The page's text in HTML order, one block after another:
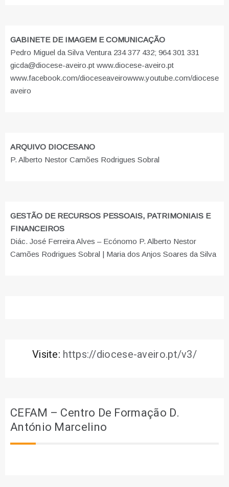
GABINETE DE IMAGEM E COMUNICAÇÃO
Pedro Miguel da Silva Ventura 234 377 432; 964 301 331
gicda@diocese-aveiro.pt www.diocese-aveiro.pt
www.facebook.com/dioceseaveirowww.youtube.com/diocese
aveiro
ARQUIVO DIOCESANO
P. Alberto Nestor Camões Rodrigues Sobral
GESTÃO DE RECURSOS PESSOAIS, PATRIMONIAIS E
FINANCEIROS
Diác. José Ferreira Alves – Ecónomo P. Alberto Nestor
Camões Rodrigues Sobral | Maria dos Anjos Soares da Silva
Visite: https://diocese-aveiro.pt/v3/
CEFAM – Centro De Formação D.
António Marcelino